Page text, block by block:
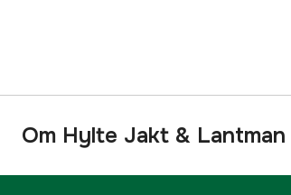
Om Hylte Jakt & Lantman